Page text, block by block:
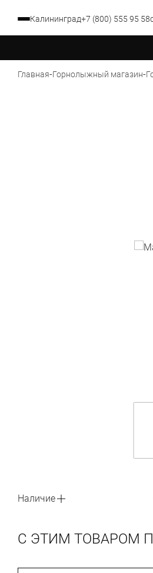
Калининград+7 (800) 555 95 58
Главная-Горнолыжный магазин-
Наличие
С ЭТИМ ТОВАРОМ